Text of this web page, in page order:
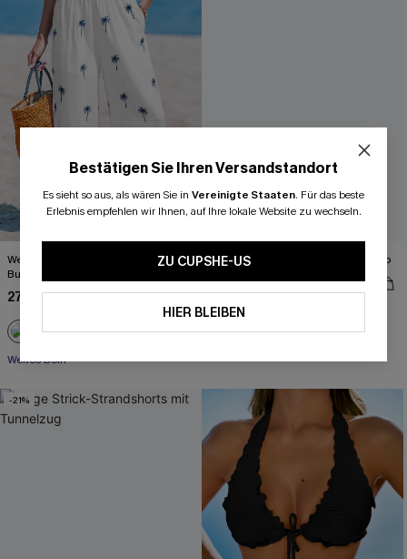
Weiße Sommerhose mit elastischem
Bund und Taschen
27,00 €34,00 €
Weites Bein
Beiges Ärmelloses Strick-Strand-Top
26,00 €33,00 €
-21%
Bestätigen Sie Ihren Versandstandort
Es sieht so aus, als wären Sie in Vereinigte Staaten. Für das beste
Erlebnis empfehlen wir Ihnen, auf Ihre lokale Website zu wechseln.
ZU CUPSHE-US
HIER BLEIBEN